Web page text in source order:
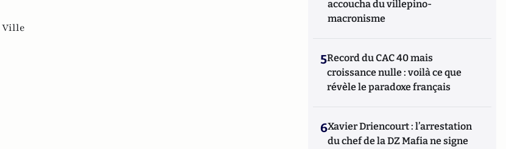
Ville
accoucha du villepino-
macronisme
5Record du CAC 40 mais
croissance nulle : voilà ce que
révèle le paradoxe français
6Xavier Driencourt : l’arrestation
du chef de la DZ Mafia ne signe